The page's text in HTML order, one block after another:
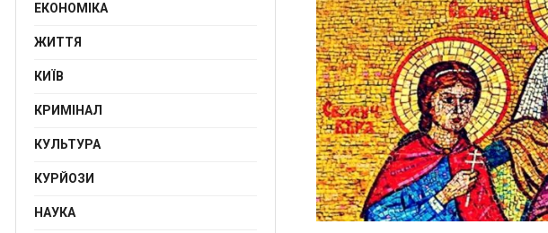
ЕКОНОМІКА
ЖИТТЯ
КИЇВ
КРИМІНАЛ
КУЛЬТУРА
КУРЙОЗИ
НАУКА